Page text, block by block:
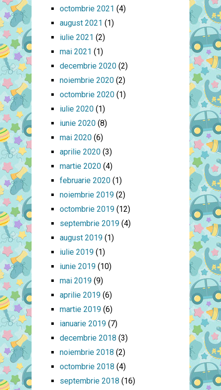
octombrie 2021 (4)
august 2021 (1)
iulie 2021 (2)
mai 2021 (1)
decembrie 2020(2)
noiembrie 2020(2)
octombrie 2020(1)
iulie 2020(1)
iunie 2020(8)
mai 2020(6)
aprilie 2020(3)
martie 2020(4)
februarie 2020(1)
noiembrie 2019(2)
octombrie 2019(12)
septembrie 2019(4)
august 2019(1)
iulie 2019(1)
iunie 2019(10)
mai 2019(9)
aprilie 2019(6)
martie 2019(6)
ianuarie 2019(7)
decembrie 2018 (3)
noiembrie 2018 (2)
octombrie 2018 (4)
septembrie 2018 (16)